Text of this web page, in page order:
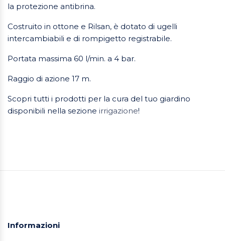
la protezione antibrina.
Costruito in ottone e Rilsan, è dotato di ugelli
intercambiabili e di rompigetto registrabile.
Portata massima 60 l/min. a 4 bar.
Raggio di azione 17 m.
Scopri tutti i prodotti per la cura del tuo giardino
disponibili nella sezione irrigazione!
Informazioni